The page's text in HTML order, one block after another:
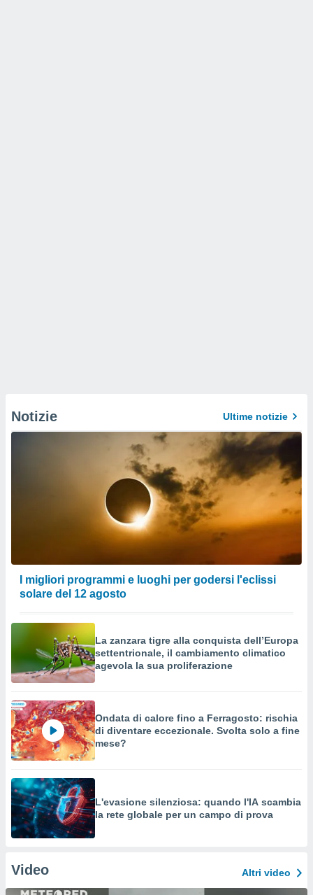
Notizie Ultime notizie
I migliori programmi e luoghi per godersi l'eclissi
solare del 12 agosto
La zanzara tigre alla conquista dell’Europa
settentrionale, il cambiamento climatico
agevola la sua proliferazione
Ondata di calore fino a Ferragosto: rischia
di diventare eccezionale. Svolta solo a fine
mese?
L'evasione silenziosa: quando l'IA scambia
la rete globale per un campo di prova
Video Altri video